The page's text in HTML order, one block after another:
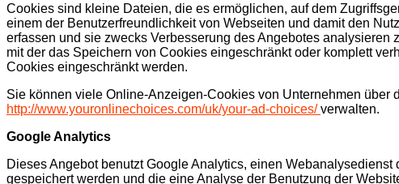
Cookies sind kleine Dateien, die es ermöglichen, auf dem
einem der Benutzerfreundlichkeit von Webseiten und damit den
erfassen und sie zwecks Verbesserung des Angebotes
mit der das Speichern von Cookies eingeschränkt oder komplett
Cookies eingeschränkt werden.
Sie können viele Online-Anzeigen-Cookies von Unternehmen über
http://www.youronlinechoices.com/uk/your-ad-choices/verwalten.
Google Analytics
Dieses Angebot benutzt Google Analytics, einen Webanalysedienst
gespeichert werden und die eine Analyse der Benutzung der